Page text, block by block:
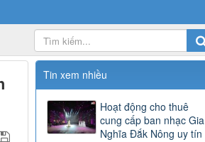
Tin xem nhiều
Hoạt động cho thuê
cung cấp ban nhạc Gia
Nghĩa Đắk Nông uy tín